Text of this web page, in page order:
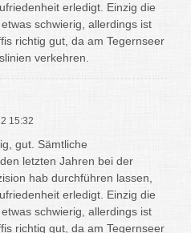
erledigt. Einzig die
schwierig, allerdings ist
richtig gut, da am Tegernseer
verkehren.
15:32
gut. Sämtliche
letzten Jahren bei der
hab durchführen lassen,
erledigt. Einzig die
schwierig, allerdings ist
richtig gut, da am Tegernseer